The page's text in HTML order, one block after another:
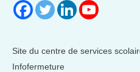
Site du centre de services
Infofermeture